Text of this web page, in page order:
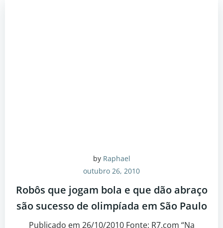
by Raphael
outubro 26, 2010
Robôs que jogam bola e que dão abraço
são sucesso de olimpíada em São Paulo
Publicado em 26/10/2010 Fonte: R7.com “Na